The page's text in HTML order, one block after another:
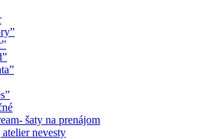
šaty na prenájom
nevesty